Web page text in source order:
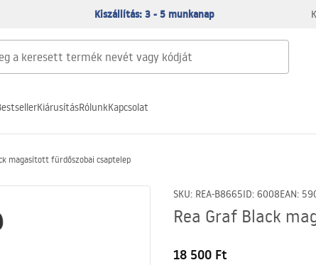
Kiszállítás: 3 - 5 munkanap
KiárusításRólunkKapcsolat
magasított fürdőszobai csaptelep
SKU: REA-B8665ID: 6008EAN:
Rea Graf Black
18 500 Ft